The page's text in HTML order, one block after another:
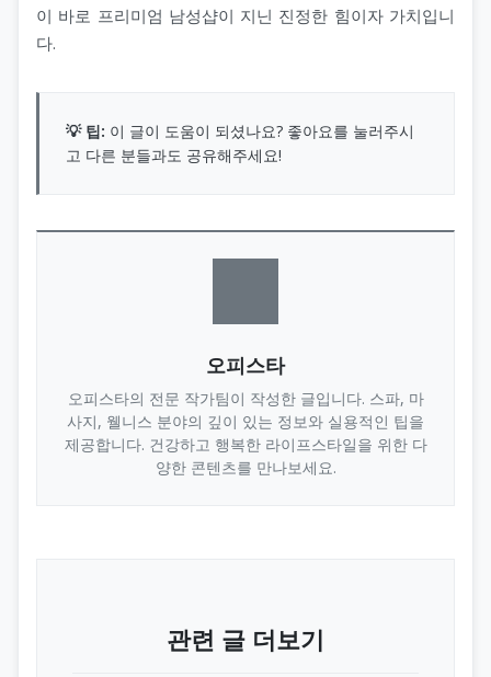
이 바로 프리미엄 남성샵이 지닌 진정한 힘이자 가치입니
다.
💡 팁: 이 글이 도움이 되셨나요? 좋아요를 눌러주시
고 다른 분들과도 공유해주세요!
오피스타
오피스타의 전문 작가팀이 작성한 글입니다. 스파, 마
사지, 웰니스 분야의 깊이 있는 정보와 실용적인 팁을
제공합니다. 건강하고 행복한 라이프스타일을 위한 다
양한 콘텐츠를 만나보세요.
관련 글 더보기